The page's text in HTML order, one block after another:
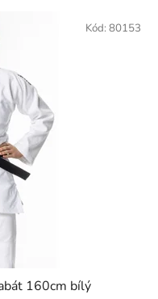
160cm bílý
Kód: 80153